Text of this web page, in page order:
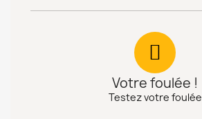
Votre foulée !
Testez votre foulée